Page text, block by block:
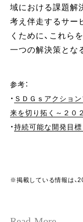
域における課題解
考え伴走するサー
くために、これら
一つの解決策とな
参考：
・ ＳＤＧｓアクショ
来を切り拓く～２０
・持続可能な開発目標
※掲載している情報は、